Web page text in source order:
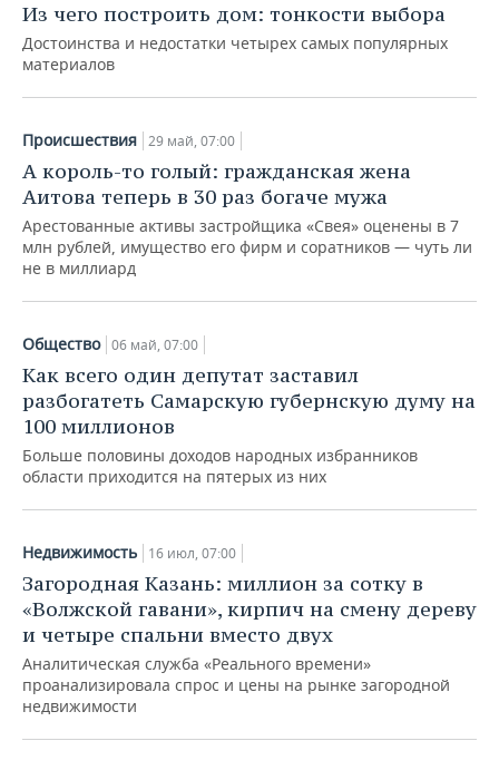
Из чего построить дом: тонкости выбора
Достоинства и недостатки четырех самых популярных
материалов
Происшествия 29 май, 07:00
А король-то голый: гражданская жена
Аитова теперь в 30 раз богаче мужа
Арестованные активы застройщика «Свея» оценены в 7
млн рублей, имущество его фирм и соратников — чуть ли
не в миллиард
Общество 06 май, 07:00
Как всего один депутат заставил
разбогатеть Самарскую губернскую думу на
100 миллионов
Больше половины доходов народных избранников
области приходится на пятерых из них
Недвижимость 16 июл, 07:00
Загородная Казань: миллион за сотку в
«Волжской гавани», кирпич на смену дереву
и четыре спальни вместо двух
Аналитическая служба «Реального времени»
проанализировала спрос и цены на рынке загородной
недвижимости